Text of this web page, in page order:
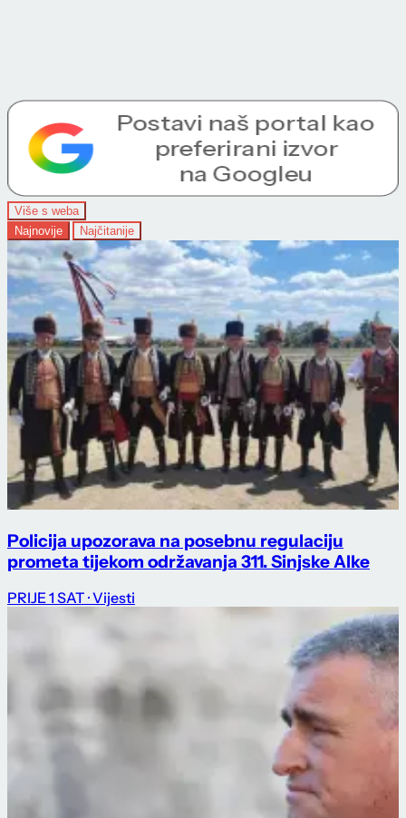
Više s weba
Najnovije
Najčitanije
Policija upozorava na posebnu regulaciju
prometa tijekom održavanja 311. Sinjske Alke
PRIJE 1 SAT · Vijesti